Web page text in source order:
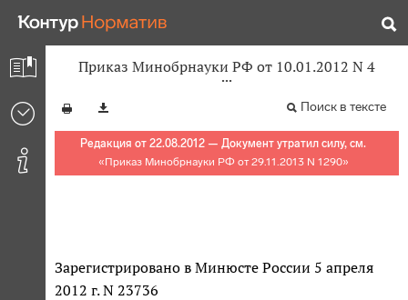
Приказ Минобрнауки РФ от 10.01.2012 N 4
Поиск в тексте
Редакция от 22.08.2012 — Документ утратил силу, см.
«Приказ Минобрнауки РФ от 29.11.2013 N 1290»
Зарегистрировано в Минюсте России 5 апреля
2012 г. N 23736